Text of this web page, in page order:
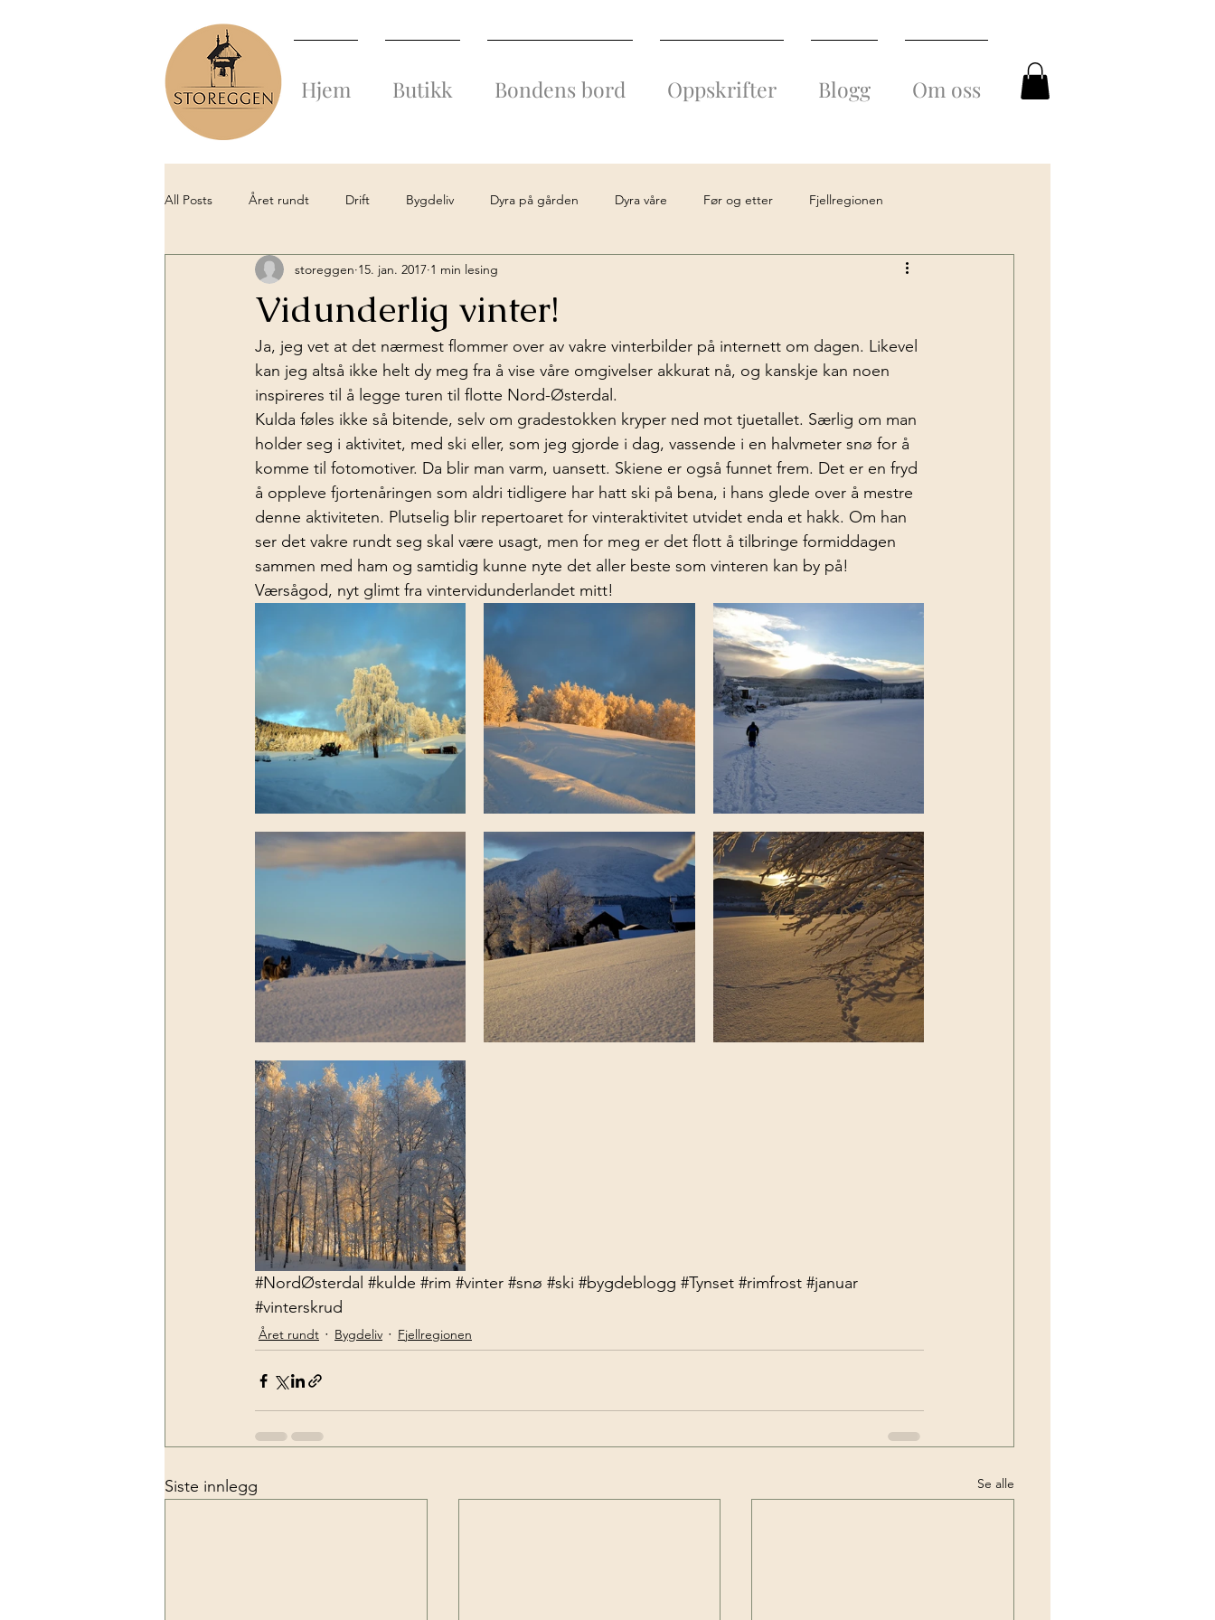
Hjem Butikk Bondens bord Oppskrifter Blogg Om oss
All Posts Året rundt Drift Bygdeliv Dyra på gården Dyra våre Før og etter Fjellregionen
Fra gammelt av Historien forteller Kultur
Vidunderlig vinter!
storeggen 15. jan. 2017 1 min lesing
Ja, jeg vet at det nærmest flommer over av vakre vinterbilder på internett om dagen. Likevel
kan jeg altså ikke helt dy meg fra å vise våre omgivelser akkurat nå, og kanskje kan noen
inspireres til å legge turen til flotte Nord-Østerdal.
Kulda føles ikke så bitende, selv om gradestokken kryper ned mot tjuetallet. Særlig om man
holder seg i aktivitet, med ski eller, som jeg gjorde i dag, vassende i en halvmeter snø for å
komme til fotomotiver. Da blir man varm, uansett. Skiene er også funnet frem. Det er en fryd
å oppleve fjortenåringen som aldri tidligere har hatt ski på bena, i hans glede over å mestre
denne aktiviteten. Plutselig blir repertoaret for vinteraktivitet utvidet enda et hakk. Om han
ser det vakre rundt seg skal være usagt, men for meg er det flott å tilbringe formiddagen
sammen med ham og samtidig kunne nyte det aller beste som vinteren kan by på!
Værsågod, nyt glimt fra vintervidunderlandet mitt!
#NordØsterdal #kulde #rim #vinter #snø #ski #bygdeblogg #Tynset #rimfrost #januar
#vinterskrud
Året rundt Bygdeliv Fjellregionen
Siste innlegg Se alle